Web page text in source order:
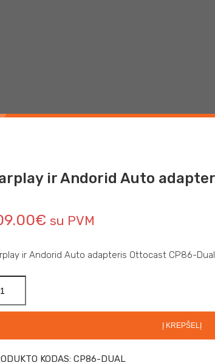
ir Andorid Auto
€ su PVM
ir Andorid Auto adapteris Ottocast CP86-Dual
Į KREPŠELĮ
KODAS: CP86-DUAL